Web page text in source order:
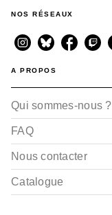
NOS RÉSEAUX
A PROPOS
Qui sommes-nous ?
FAQ
Nous contacter
Catalogue